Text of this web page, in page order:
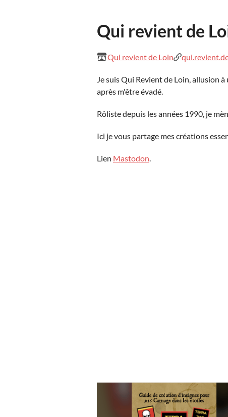
Qui revient de
Qui revient de Loin
Je suis Qui Revient de Loin, allusion
après m'être évadé.
Rôliste depuis les années 1990, je
Ici je vous partage mes créations
Lien Mastodon.